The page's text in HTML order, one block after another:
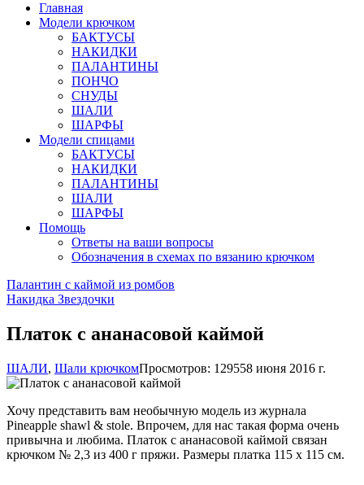
Главная
Модели крючком
БАКТУСЫ
НАКИДКИ
ПАЛАНТИНЫ
ПОНЧО
СНУДЫ
ШАЛИ
ШАРФЫ
Модели спицами
БАКТУСЫ
НАКИДКИ
ПАЛАНТИНЫ
ШАЛИ
ШАРФЫ
Помощь
Ответы на ваши вопросы
Обозначения в схемах по вязанию крючком
Палантин с каймой из ромбов
Накидка Звездочки
Платок с ананасовой каймой
ШАЛИ, Шали крючкомПросмотров: 129558 июня 2016 г.
Хочу представить вам необычную модель из журнала
Pineapple shawl & stole. Впрочем, для нас такая форма очень
привычна и любима. Платок с ананасовой каймой связан
крючком № 2,3 из 400 г пряжи. Размеры платка 115 х 115 см.